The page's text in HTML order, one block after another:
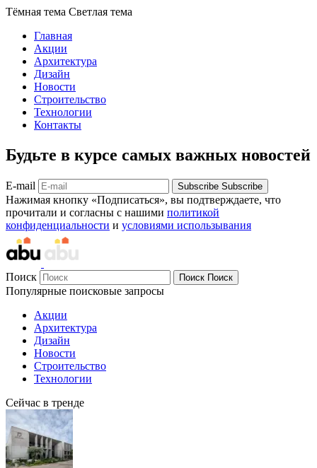
Тёмная тема Светлая тема
Главная
Акции
Архитектура
Дизайн
Новости
Строительство
Технологии
Контакты
Будьте в курсе самых важных новостей
E-mail Subscribe Subscribe
Нажимая кнопку «Подписаться», вы подтверждаете, что
прочитали и согласны с нашими политикой
конфиденциальности и условиями использывания
Поиск Поиск Поиск
Популярные поисковые запросы
Акции
Архитектура
Дизайн
Новости
Строительство
Технологии
Сейчас в тренде